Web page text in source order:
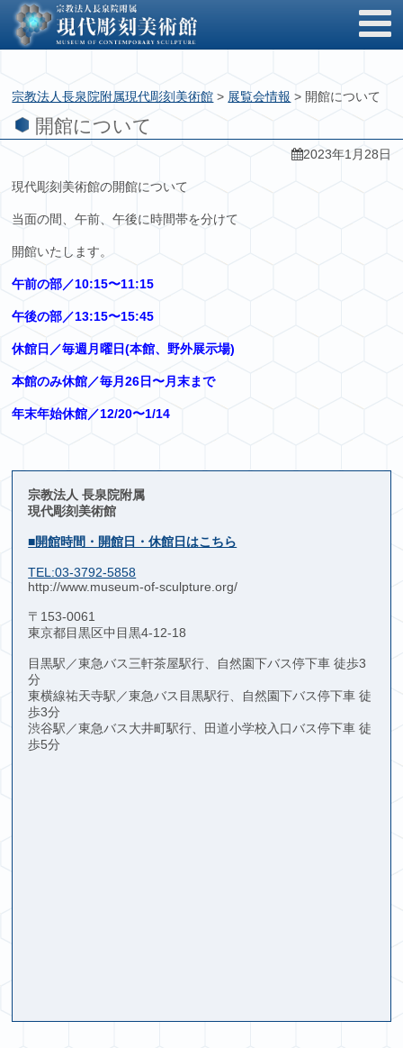
宗教法人長泉院附属現代彫刻美術館 > 展覧会情報 > 開館について
開館について
2023年1月28日
現代彫刻美術館の開館について
当面の間、午前、午後に時間帯を分けて
開館いたします。
午前の部／10:15〜11:15
午後の部／13:15〜15:45
休館日／毎週月曜日(本館、野外展示場)
本館のみ休館／毎月26日〜月末まで
年末年始休館／12/20〜1/14
宗教法人 長泉院附属
現代彫刻美術館
■開館時間・開館日・休館日はこちら
TEL:03-3792-5858
http://www.museum-of-sculpture.org/
〒153-0061
東京都目黒区中目黒4-12-18
目黒駅／東急バス三軒茶屋駅行、自然園下バス停下車 徒歩3
分
東横線祐天寺駅／東急バス目黒駅行、自然園下バス停下車 徒
歩3分
渋谷駅／東急バス大井町駅行、田道小学校入口バス停下車 徒
歩5分